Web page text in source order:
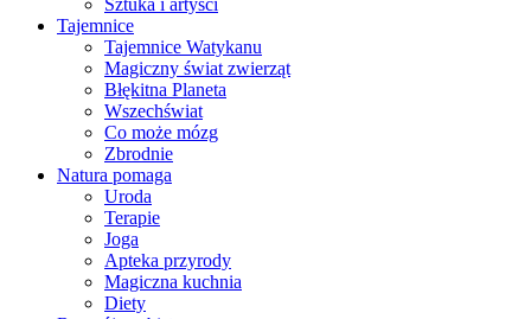
Sztuka i artyści
Tajemnice
Tajemnice Watykanu
Magiczny świat zwierząt
Błękitna Planeta
Wszechświat
Co może mózg
Zbrodnie
Natura pomaga
Uroda
Terapie
Joga
Apteka przyrody
Magiczna kuchnia
Diety